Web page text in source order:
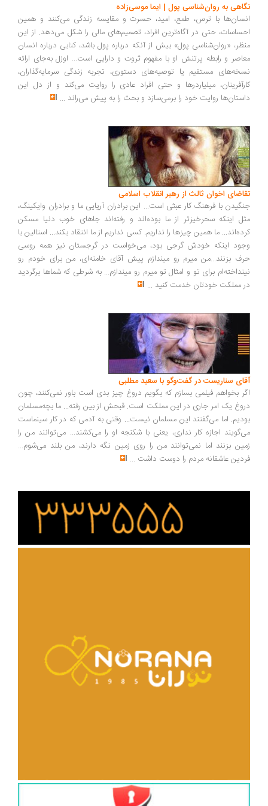
به روان‌شناسی پول | ایما موسی‌زاده
با ترس، طمع، امید، حسرت و مقایسه زندگی می‌کنند و همین
حتی در آگاه‌ترین افراد، تصمیم‌های مالی را شکل می‌دهد. از این
«روان‌شناسی پول» بیش از آنکه درباره پول باشد، کتابی درباره انسان
و رابطه پرتنش او با مفهوم ثروت و دارایی است... اوزل به‌جای ارائه
مستقیم یا توصیه‌های دستوری، تجربه زندگی سرمایه‌گذاران،
میلیاردرها و حتی افراد عادی را روایت می‌کند و از دل این
روایت خود را برمی‌سازد و بحث را به پیش می‌راند ...
اخوان ثالث از رهبر انقلاب اسلامی
با فرهنگ کار عبثی است... این برادران آریایی ما و برادران وایکینگ،
اینکه سحرخیزتر از ما بوده‌اند و رفته‌اند جاهای خوب دنیا مسکن
ما همین چیزها را نداریم. کسی نداریم از ما انتقاد بکند... استالین با
اینکه خودش گرجی بود، می‌خواست در گرجستان نیز همه روسی
بزنند...من میرم رو میندازم پیش آقای خامنه‌ای، من برای خودم رو
برای تو و امثال تو میرم رو میندازم... به شرطی که شماها برگردید
مملکت خودتان خدمت کنید...
سناریست در گفت‌وگو با سعید مطلبی
بخواهم فیلمی بسازم که بگویم دروغ چیز بدی است باور نمی‌کنند، چون
یک امر جاری در این مملکت است. قبحش از بین رفته... ما بچه‌مسلمان
اما می‌گفتند این مسلمان نیست... وقتی به آدمی که در کار سینماست
اجازه کار نداری، یعنی با شکنجه او را می‌کشند... می‌توانند من را
بزنند اما نمی‌توانند من را روی زمین نگه دارند، من بلند می‌شوم...
عاشقانه مردم را دوست داشت ...